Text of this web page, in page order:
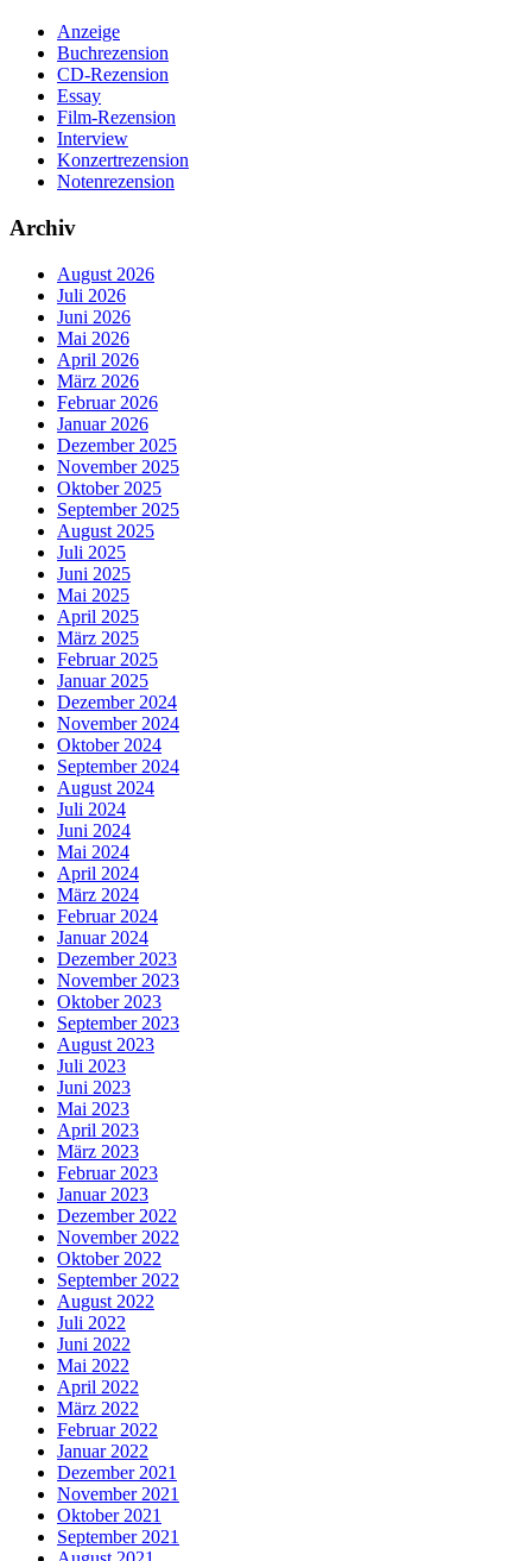
Anzeige
Buchrezension
CD-Rezension
Essay
Film-Rezension
Interview
Konzertrezension
Notenrezension
Archiv
August 2026
Juli 2026
Juni 2026
Mai 2026
April 2026
März 2026
Februar 2026
Januar 2026
Dezember 2025
November 2025
Oktober 2025
September 2025
August 2025
Juli 2025
Juni 2025
Mai 2025
April 2025
März 2025
Februar 2025
Januar 2025
Dezember 2024
November 2024
Oktober 2024
September 2024
August 2024
Juli 2024
Juni 2024
Mai 2024
April 2024
März 2024
Februar 2024
Januar 2024
Dezember 2023
November 2023
Oktober 2023
September 2023
August 2023
Juli 2023
Juni 2023
Mai 2023
April 2023
März 2023
Februar 2023
Januar 2023
Dezember 2022
November 2022
Oktober 2022
September 2022
August 2022
Juli 2022
Juni 2022
Mai 2022
April 2022
März 2022
Februar 2022
Januar 2022
Dezember 2021
November 2021
Oktober 2021
September 2021